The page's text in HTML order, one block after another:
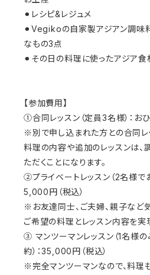
⚫︎レシピ&レジュメ
⚫︎Vegikoの自家製アジアン調味
なもの3点
⚫︎その日の料理に使ったアジア
【参加費用】
①合同レッスン（定員3名様）：お
※別で申し込まれた方との合同レ
料理の内容や追加のレッスンは、
ただくことになります。
②プライベートレッスン（2名様で
5,000円（税込）
※お友達同士、ご夫婦、親子など
ご希望の料理とレッスン内容を実
③ マンツーマンレッスン（1名様
約）：35,000円（税込）
※完全マンツーマンなので、料理